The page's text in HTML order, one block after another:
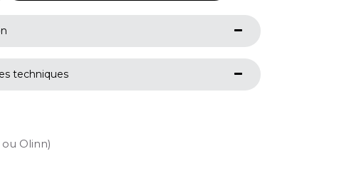
techniques
Olinn)